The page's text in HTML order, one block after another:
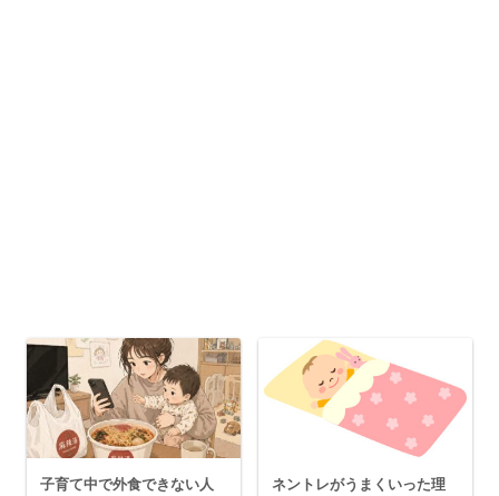
子育て中で外食できない人
ネントレがうまくいった理